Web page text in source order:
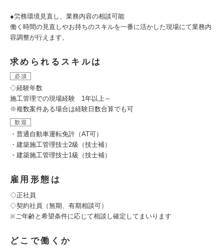
●労務環境見直し、業務内容の相談可能
働く時間の見直しやお持ちのスキルを一番に活かした現場にて業務内
容調整が行えます。
求められるスキルは
必須
◇経験年数
施工管理での現場経験 1年以上～
※複数案件ある場合は経験日数合算でも可
歓迎
・普通自動車運転免許（AT可）
・建築施工管理技士2級（技士補）
・建築施工管理技士1級（技士補）
雇用形態は
◇正社員
◇契約社員（無期、有期相談可）
※ご年齢と希望条件に応じて相談し確定してまいります
どこで働くか